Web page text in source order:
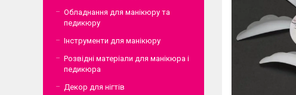
Обладнання для манікюру та
педикюру
Інструменти для манікюру
Розвідні матеріали для манікюра і
педикюра
Декор для нігтів